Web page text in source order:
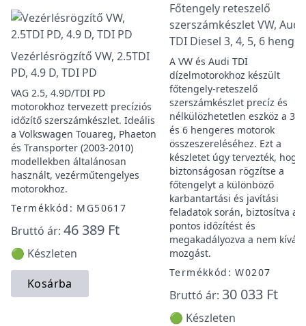
Vezérlésrögzítő VW, 2.5TDI
PD, 4.9 D, TDI PD
VAG 2.5, 4.9D/TDI PD
motorokhoz tervezett precíziós
időzítő szerszámkészlet. Ideális
a Volkswagen Touareg, Phaeton
és Transporter (2003-2010)
modellekben általánosan
használt, vezérműtengelyes
motorokhoz.
Termékkód: MG50617
Bruttó ár: 46 389 Ft
🟢 Készleten
Kosárba
Főtengely reteszelő
szerszámkészlet VW, Audi
TDI Diesel 3, 4, 5, 6 henger
A VW és Audi TDI
dízelmotorokhoz készült
főtengely-reteszelő
szerszámkészlet precíz és
nélkülözhetetlen eszköz a 3,
és 6 hengeres motorok
összeszereléséhez. Ezt a
készletet úgy tervezték, hogy
biztonságosan rögzítse a
főtengelyt a különböző
karbantartási és javítási
feladatok során, biztosítva a
pontos időzítést és
megakadályozva a nem kívánt
mozgást.
Termékkód: W0207
Bruttó ár: 30 033 Ft
🟢 Készleten